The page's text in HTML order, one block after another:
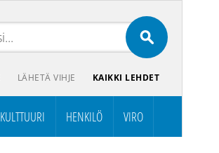
LÄHETÄ VIHJE KAIKKI LEHDET
KULTTUURI HENKILÖ VIRO